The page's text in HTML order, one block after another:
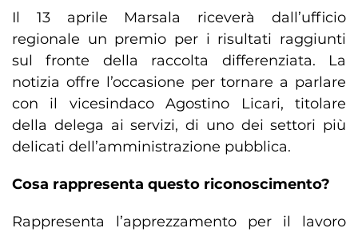
Il 13 aprile Marsala riceverà dall’ufficio
regionale un premio per i risultati raggiunti
sul fronte della raccolta differenziata. La
notizia offre l’occasione per tornare a parlare
con il vicesindaco Agostino Licari, titolare
della delega ai servizi, di uno dei settori più
delicati dell’amministrazione pubblica.
Cosa rappresenta questo riconoscimento?
Rappresenta l’apprezzamento per il lavoro